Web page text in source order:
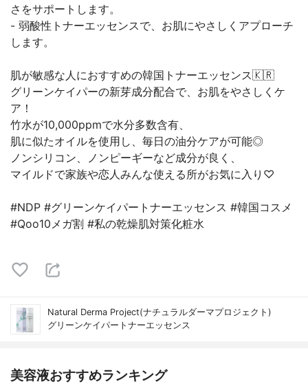
さをサポートします。
- 弱酸性トナーエッセンスで、お肌にやさしくアプローチ
します。
肌が敏感な人におすすめの韓国トナーエッセンス🇰🇷
グリーンケイパーの新芽成分配合で、お肌をやさしくケ
ア！
竹水が10,000ppmで水分多数含有、
肌に似たオイルを使用し、毎日の油分ケアが可能◎
ノンシリコン、ノンピーギーなど成分が良く、
マイルドで家族や恋人みんな使える所がお気に入り♡
#NDP #グリーンケイパートナーエッセンス #韓国コスメ
#Qoo10メガ割 #私の乾燥肌対策化粧水
Natural Derma Project(ナチュラルダーマプロジェクト)
グリーンケイパートナーエッセンス
美容液おすすめランキング